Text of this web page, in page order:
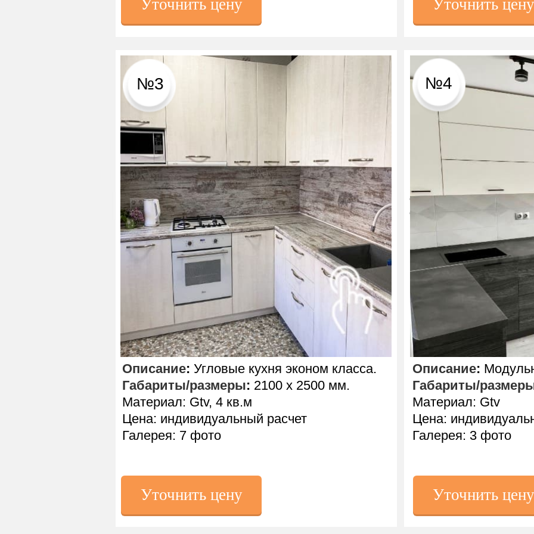
№3
Описание:
Габариты/
Материал: Gtv
Цена:
Галерея: 3 фото
Уточнить цену Уточнить цену
Уточнить цену
Уточнить цену
№4
Описание: Угловые кухня эконом класса.
Габариты/размеры: 2100 х 2500 мм.
Материал: Gtv, 4 кв.м
Цена: индивидуальный расчет
Галерея: 7 фото